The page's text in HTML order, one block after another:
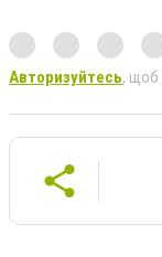
Авторизуйтесь, щоб